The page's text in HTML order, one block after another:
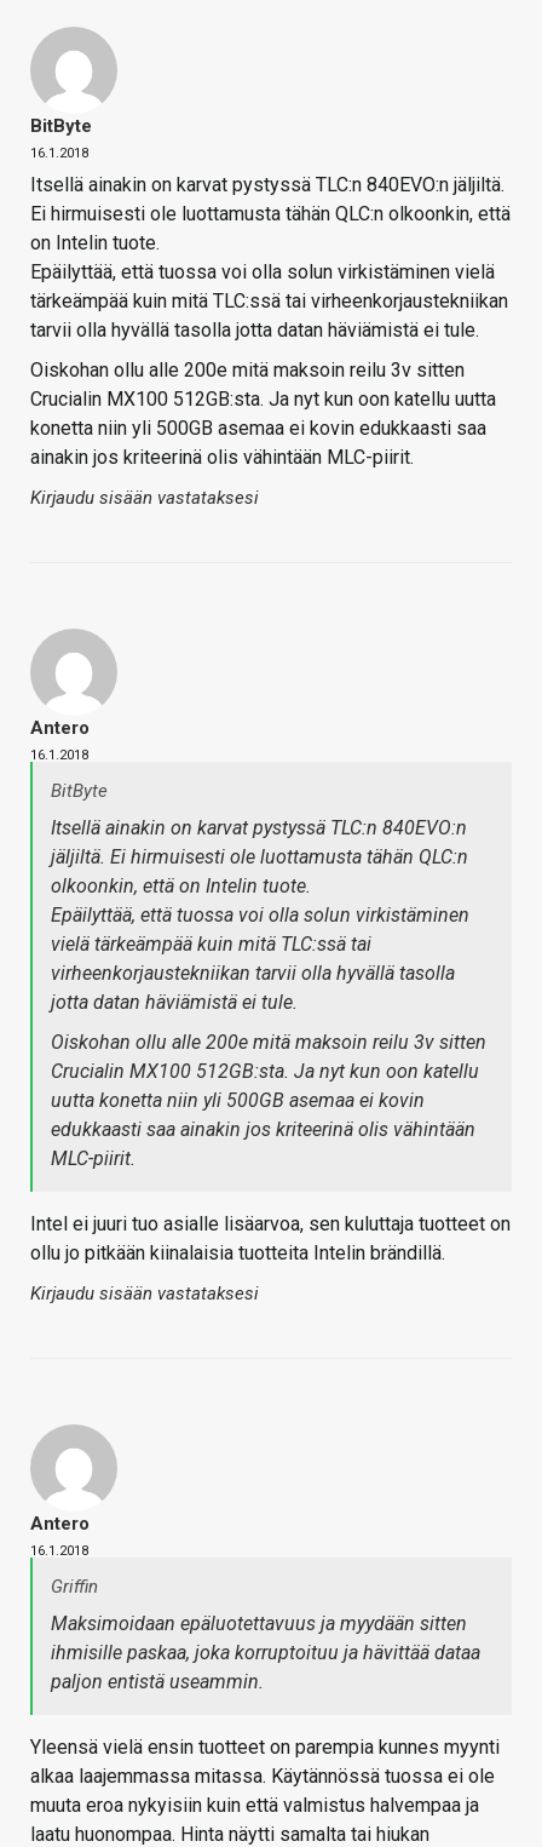
BitByte
16.1.2018
Itsellä ainakin on karvat pystyssä TLC:n 840EVO:n jäljiltä.
Ei hirmuisesti ole luottamusta tähän QLC:n olkoonkin, että
on Intelin tuote.
Epäilyttää, että tuossa voi olla solun virkistäminen vielä
tärkeämpää kuin mitä TLC:ssä tai virheenkorjaustekniikan
tarvii olla hyvällä tasolla jotta datan häviämistä ei tule.
Oiskohan ollu alle 200e mitä maksoin reilu 3v sitten
Crucialin MX100 512GB:sta. Ja nyt kun oon katellu uutta
konetta niin yli 500GB asemaa ei kovin edukkaasti saa
ainakin jos kriteerinä olis vähintään MLC-piirit.
Kirjaudu sisään vastataksesi
Antero
16.1.2018
BitByte
Itsellä ainakin on karvat pystyssä TLC:n 840EVO:n
jäljiltä. Ei hirmuisesti ole luottamusta tähän QLC:n
olkoonkin, että on Intelin tuote.
Epäilyttää, että tuossa voi olla solun virkistäminen
vielä tärkeämpää kuin mitä TLC:ssä tai
virheenkorjaustekniikan tarvii olla hyvällä tasolla
jotta datan häviämistä ei tule.
Oiskohan ollu alle 200e mitä maksoin reilu 3v sitten
Crucialin MX100 512GB:sta. Ja nyt kun oon katellu
uutta konetta niin yli 500GB asemaa ei kovin
edukkaasti saa ainakin jos kriteerinä olis vähintään
MLC-piirit.
Intel ei juuri tuo asialle lisäarvoa, sen kuluttaja tuotteet on
ollu jo pitkään kiinalaisia tuotteita Intelin brändillä.
Kirjaudu sisään vastataksesi
Antero
16.1.2018
Griffin
Maksimoidaan epäluotettavuus ja myydään sitten
ihmisille paskaa, joka korruptoituu ja hävittää dataa
paljon entistä useammin.
Yleensä vielä ensin tuotteet on parempia kunnes myynti
alkaa laajemmassa mitassa. Käytännössä tuossa ei ole
muuta eroa nykyisiin kuin että valmistus halvempaa ja
laatu huonompaa. Hinta näytti samalta tai hiukan